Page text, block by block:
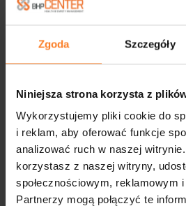
Zgoda Szczegóły
Niniejsza strona korzysta z
Wykorzystujemy pliki cookie do
i reklam, aby oferować funkcje
analizować ruch w naszej
korzystasz z naszej witryny,
społecznościowym, reklamowym
Partnerzy mogą połączyć te
2023
2021
2020
2019
2018
2017